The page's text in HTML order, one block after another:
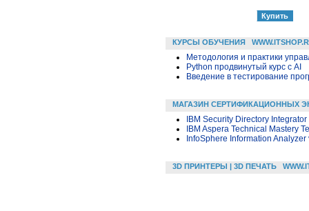
КУРСЫ ОБУЧЕНИЯ
Методология и практики
Python продвинутый курс с AI
Введение в тестирование
МАГАЗИН СЕРТИФИКАЦИОННЫХ
IBM Security Directory
IBM Aspera Technical Mastery
InfoSphere Information Analyzer
3D ПРИНТЕРЫ | 3D ПЕЧАТЬ